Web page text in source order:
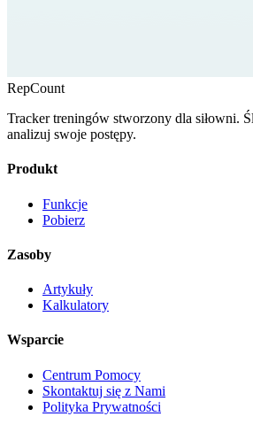
RepCount
Tracker treningów stworzony dla siłowni.
analizuj swoje postępy.
Produkt
Funkcje
Pobierz
Zasoby
Artykuły
Kalkulatory
Wsparcie
Centrum Pomocy
Skontaktuj się z Nami
Polityka Prywatności